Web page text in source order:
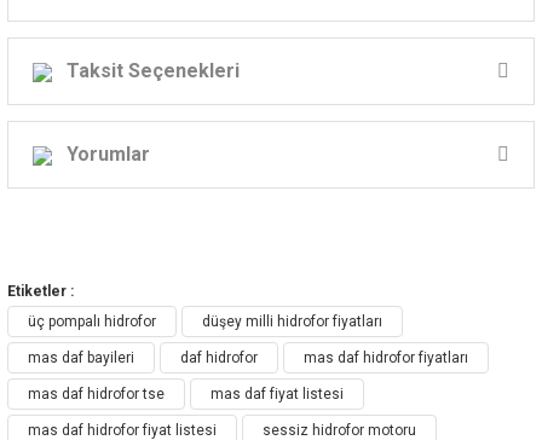
MAS DAF ÜÇ POMPALI PAKET HİDROFOR
Model: DM3-4210
Giriş- Çıkış : 2"
5 - 16 Kat / 60-120 Daire
GENLEŞME TANKI VE BAĞLANTI SETİ
HARİÇTİR
Taksit Seçenekleri
Yorumlar
Yorum Yaz
Etiketler :
üç pompalı hidrofor
düşey milli hidrofor fiyatları
mas daf bayileri daf hidrofor mas daf hidrofor fiyatları
mas daf hidrofor tse mas daf fiyat listesi
mas daf hidrofor fiyat listesi sessiz hidrofor motoru